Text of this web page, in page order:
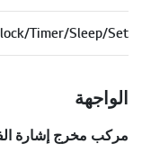
Timer/Sleep/Set
الواجهة
مركب مخرج إشارة